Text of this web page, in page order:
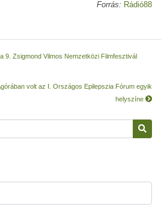
Forrás: Rádió88
9. Zsigmond Vilmos Nemzetközi Filmfesztivál
volt az I. Országos Epilepszia Fórum egyik
helyszíne